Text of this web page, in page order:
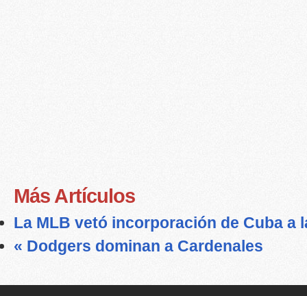
Más Artículos
La MLB vetó incorporación de Cuba a
« Dodgers dominan a Cardenales